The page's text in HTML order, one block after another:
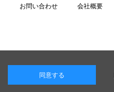
お問い合わせ 会社概要
同意する